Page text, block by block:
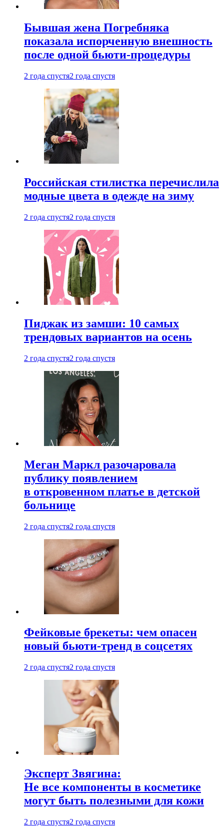
Бывшая жена Погребняка
показала испорченную внешность
после одной бьюти-процедуры
2 года спустя2 года спустя
Российская стилистка перечислила
модные цвета в одежде на зиму
2 года спустя2 года спустя
Пиджак из замши: 10 самых
трендовых вариантов на осень
2 года спустя2 года спустя
Меган Маркл разочаровала
публику появлением
в откровенном платье в детской
больнице
2 года спустя2 года спустя
Фейковые брекеты: чем опасен
новый бьюти-тренд в соцсетях
2 года спустя2 года спустя
Эксперт Звягина:
Не все компоненты в косметике
могут быть полезными для кожи
2 года спустя2 года спустя